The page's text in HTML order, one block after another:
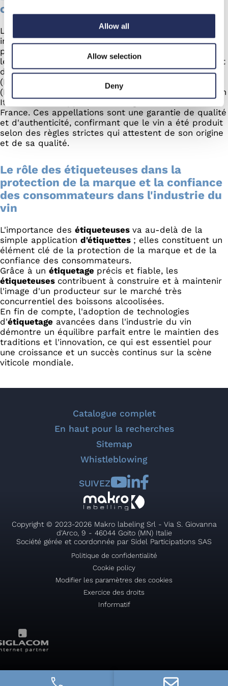
Allow all
Allow selection
Deny
cruciales et garanties de qualité
Les
elles-mêmes contiennent des
informations cruciales : elles indiquent le nom du
producteur, le type de cépage utilisé, le millésime et
les détails de la production. Certains vins bénéficient
de classifications d'excellence, telles que DOC
(Denominazione di Origine Controllata) ou DOCG
(Denominazione di Origine Controllata e Garantita) en
Italie, et AOC (Appellation d'Origine Contrôlée) en
France. Ces appellations sont une garantie de qualité
et d'authenticité, confirmant que le vin a été produit
selon des règles strictes qui attestent de son origine
et de sa qualité.
Le rôle des étiqueteuses dans la
protection de la marque et la confiance
des consommateurs dans l'industrie du
vin
L'importance des étiqueteuses va au-delà de la
simple application d'étiquettes ; elles constituent un
élément clé de la protection de la marque et de la
confiance des consommateurs.
Grâce à un étiquetage précis et fiable, les
étiqueteuses contribuent à construire et à maintenir
l'image d'un producteur sur le marché très
concurrentiel des boissons alcoolisées.
En fin de compte, l'adoption de technologies
d'étiquetage avancées dans l'industrie du vin
démontre un équilibre parfait entre le maintien des
traditions et l'innovation, ce qui est essentiel pour
une croissance et un succès continus sur la scène
viticole mondiale.
Catalogue complet
En haut pour la recherches
Sitemap
Whistleblowing
SUIVEZ
Copyright © 2023-2026 Makro labeling Srl - Via S. Giovanna
d'Arco, 9 - 46044 Goito (MN) Italie
Société gérée et coordonnée par Sidel Participations SAS
Politique de confidentialité
Cookie policy
Modifier les paramètres des cookies
Exercice des droits
Informatif